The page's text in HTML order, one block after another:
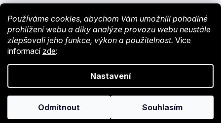
Používáme cookies, abychom Vám umožnili pohodlné
prohlížení webu a díky analýze provozu webu neustále
zlepšovali jeho funkce, výkon a použitelnost. Více
informací zde:
Nastavení
Odmítnout Souhlasím
Shoptet. Nastavil týmEshopyUmíme. Design byVokr